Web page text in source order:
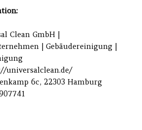
Clean GmbH |
| Gebäudereinigung |
universalclean.de/
6c, 22303 Hamburg